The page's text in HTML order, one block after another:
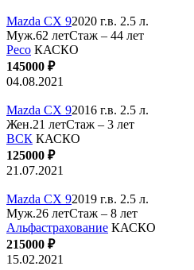
Mazda CX 92020 г.в. 2.5 л.
Муж.62 летСтаж – 44 лет
Ресо КАСКО
145000 ₽
04.08.2021
Mazda CX 92016 г.в. 2.5 л.
Жен.21 летСтаж – 3 лет
ВСК КАСКО
125000 ₽
21.07.2021
Mazda CX 92019 г.в. 2.5 л.
Муж.26 летСтаж – 8 лет
Альфастрахование КАСКО
215000 ₽
15.02.2021